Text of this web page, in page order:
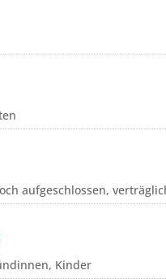
aufgeschlossen,
Kinder